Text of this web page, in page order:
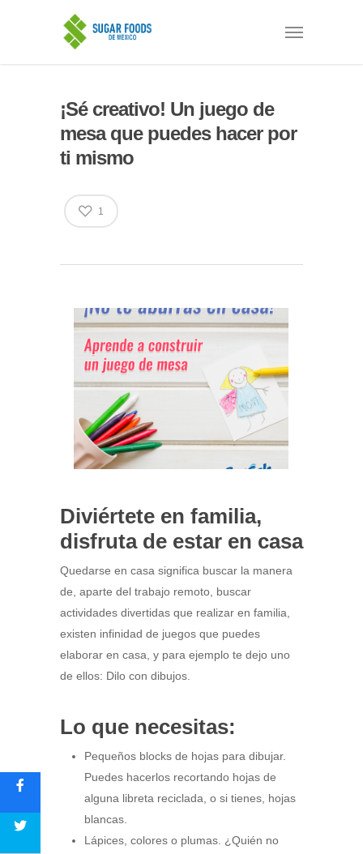
¡Sé creativo! Un juego de
mesa que puedes hacer por
ti mismo
1
Diviértete en familia,
disfruta de estar en casa
Quedarse en casa significa buscar la manera
de, aparte del trabajo remoto, buscar
actividades divertidas que realizar en familia,
existen infinidad de juegos que puedes
elaborar en casa, y para ejemplo te dejo uno
de ellos: Dilo con dibujos.
Lo que necesitas:
Pequeños blocks de hojas para dibujar.
Puedes hacerlos recortando hojas de
alguna libreta reciclada, o si tienes, hojas
blancas.
Lápices, colores o plumas. ¿Quién no